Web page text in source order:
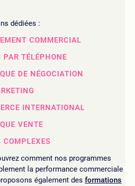
dédiées :
COMMERCIAL
PAR TÉLÉPHONE
DE NÉGOCIATION
INTERNATIONAL
VENTE
COMPLEXES
comment nos programmes
la performance commerciale
également des formations